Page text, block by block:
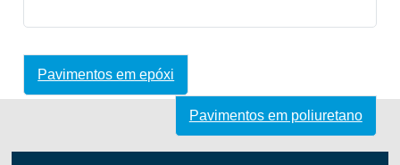
Pavimentos em epóxi
Pavimentos em poliuretano